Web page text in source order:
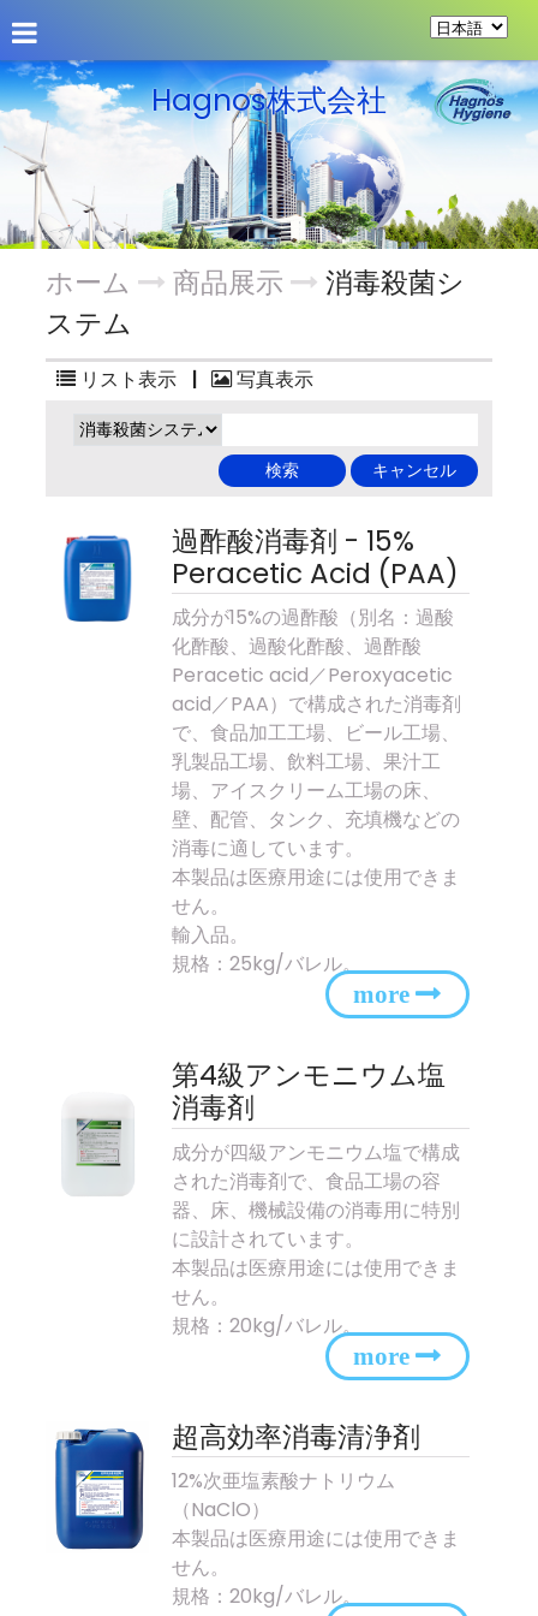
Hagnos株式会社
会社概要 商品展示 揭示板
ホーム 商品展示
消毒殺菌シ
ステム
リスト表示 | 写真表示
過酢酸消毒剤 - 15%
Peracetic Acid (PAA)
成分が15%の過酢酸（別名：過酸
化酢酸、過酸化酢酸、過酢酸
Peracetic acid／Peroxyacetic
acid／PAA）で構成された消毒剤
で、食品加工工場、ビール工場、
乳製品工場、飲料工場、果汁工
場、アイスクリーム工場の床、
壁、配管、タンク、充填機などの
消毒に適しています。
本製品は医療用途には使用できま
せん。
輸入品。
規格：25kg/バレル。
第4級アンモニウム塩
消毒剤
成分が四級アンモニウム塩で構成
された消毒剤で、食品工場の容
器、床、機械設備の消毒用に特別
に設計されています。
本製品は医療用途には使用できま
せん。
規格：20kg/バレル。
超高効率消毒清浄剤
12%次亜塩素酸ナトリウム
（NaClO）
本製品は医療用途には使用できま
せん。
規格：20kg/バレル。